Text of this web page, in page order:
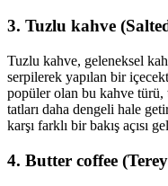
3. Tuzlu kahve
Tuzlu kahve, geleneksel
serpilerek yapılan bir
popüler olan bu kahve türü,
tatları daha dengeli hale
karşı farklı bir bakış açısı
4. Butter coffee